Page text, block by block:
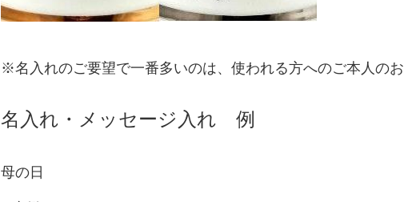
※名入れのご要望で一番多いのは、使われる方へのご本人のお
名入れ・メッセージ入れ 例
母の日